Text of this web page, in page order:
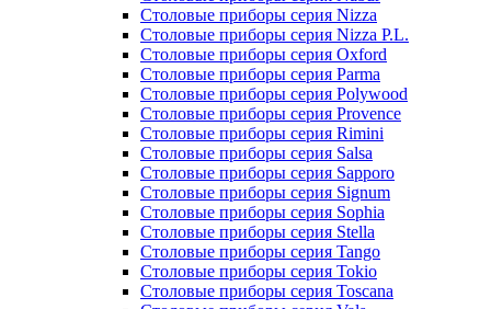
Столовые приборы серия Nizza
Столовые приборы серия Nizza P.L.
Столовые приборы серия Oxford
Столовые приборы серия Parma
Столовые приборы серия Polywood
Столовые приборы серия Provence
Столовые приборы серия Rimini
Столовые приборы серия Salsa
Столовые приборы серия Sapporo
Столовые приборы серия Signum
Столовые приборы серия Sophia
Столовые приборы серия Stella
Столовые приборы серия Tango
Столовые приборы серия Tokio
Столовые приборы серия Toscana